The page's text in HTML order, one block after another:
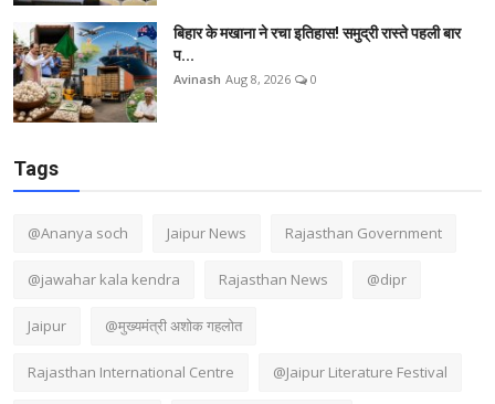
बिहार के मखाना ने रचा इतिहास! समुद्री रास्ते पहली बार
प...
Avinash Aug 8, 2026 0
Tags
@Ananya soch Jaipur News Rajasthan Government
@jawahar kala kendra Rajasthan News @dipr
Jaipur @मुख्यमंत्री अशोक गहलोत
Rajasthan International Centre @Jaipur Literature Festival